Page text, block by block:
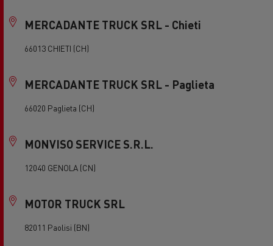
MERCADANTE TRUCK SRL - Chieti
66013 CHIETI (CH)
MERCADANTE TRUCK SRL - Paglieta
66020 Paglieta (CH)
MONVISO SERVICE S.R.L.
12040 GENOLA (CN)
MOTOR TRUCK SRL
82011 Paolisi (BN)